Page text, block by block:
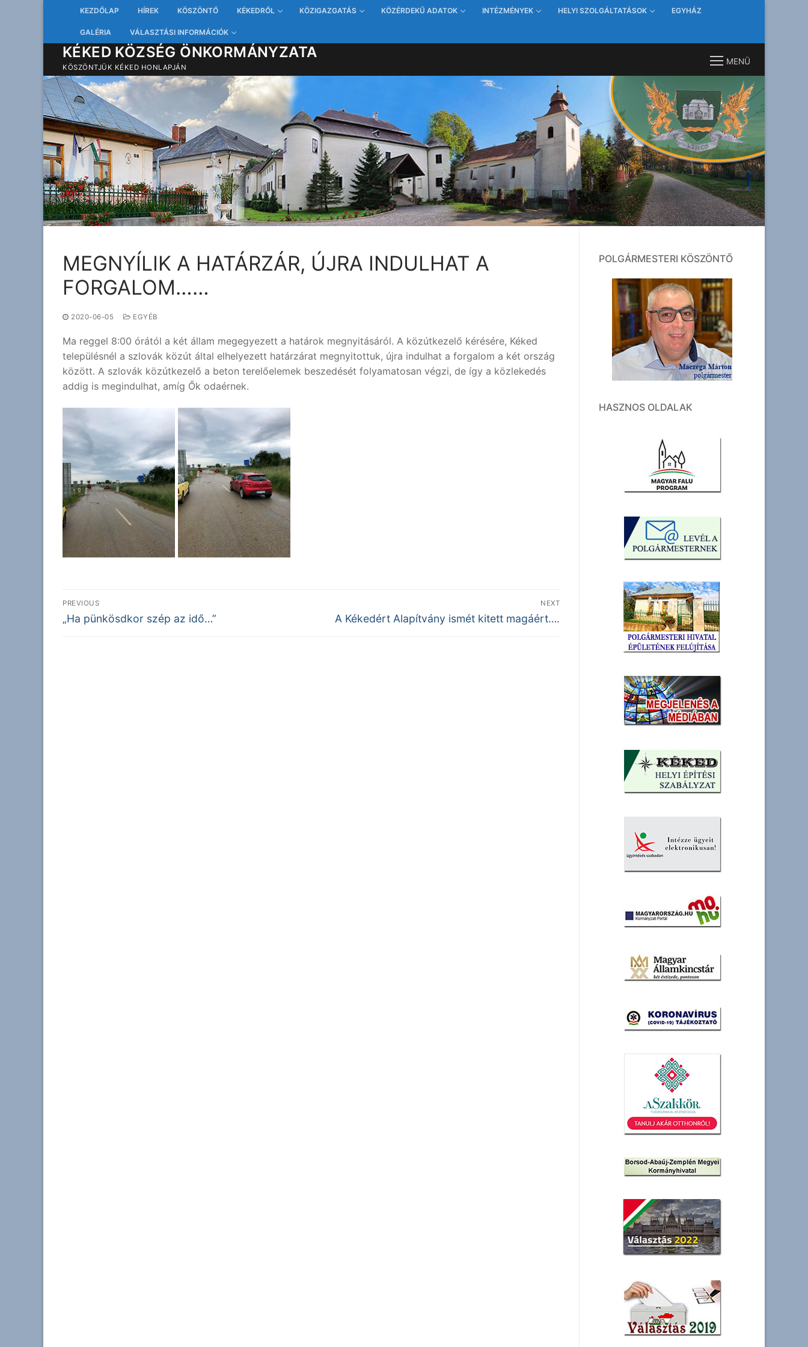
tartalomra
KEZDŐLAP HÍREK KÖSZÖNTŐ KÉKEDRŐL KÖZIGAZGATÁS KÖZÉRDEKŰ ADATOK INTÉZMÉNYEK HELYI SZOLGÁLTATÁSOK EGYHÁZ
GALÉRIA VÁLASZTÁSI INFORMÁCIÓK
KÉKED KÖZSÉG ÖNKORMÁNYZATA
KÖSZÖNTJÜK KÉKED HONLAPJÁN
MENÜ
MEGNYÍLIK A HATÁRZÁR, ÚJRA INDULHAT A
FORGALOM……
2020-06-05 EGYÉB
Ma reggel 8:00 órától a két állam megegyezett a határok megnyitásáról. A közútkezelő kérésére, Kéked
településnél a szlovák közút által elhelyezett határzárat megnyitottuk, újra indulhat a forgalom a két ország
között. A szlovák közútkezelő a beton terelőelemek beszedését folyamatosan végzi, de így a közlekedés
addig is megindulhat, amíg Ők odaérnek.
Bejegyzés
navigáció
PREVIOUS
Previous
„Ha pünkösdkor szép az idő…”
NEXT
Next
A Kékedért Alapítvány ismét kitett magáért….
POLGÁRMESTERI KÖSZÖNTŐ
HASZNOS OLDALAK